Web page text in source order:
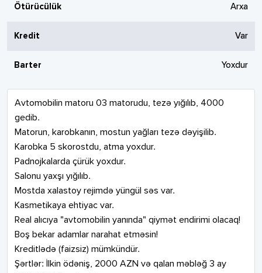
Ötürücülük Arxa
Kredit Var
Barter Yoxdur
Avtomobilin matoru 03 matorudu, tezə yığılıb, 4000
gedib.
Matorun, karobkanın, mostun yağları tezə dəyişilib.
Karobka 5 skorostdu, atma yoxdur.
Padnojkalarda çürük yoxdur.
Salonu yaxşı yığılıb.
Mostda xalastoy rejimdə yüngül səs var.
Kasmetikaya ehtiyac var.
Real alıcıya "avtomobilin yanında" qiymət endirimi olacaq!
Boş bekar adamlar narahat etməsin!
Kreditlədə (faizsiz) mümkündür.
Şərtlər: İlkin ödəniş, 2000 AZN və qalan məbləğ 3 ay